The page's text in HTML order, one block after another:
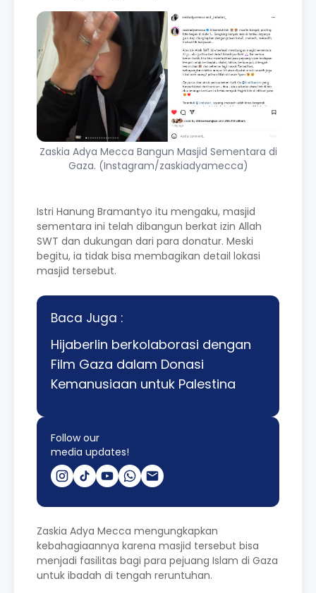
Zaskia Adya Mecca Bangun Masjid Sementara di
Gaza. (Instagram/zaskiadyamecca)
Istri Hanung Bramantyo itu mengaku, masjid
sementara ini telah dibangun berkat izin Allah
SWT dan dukungan dari para donatur. Meski
begitu, ia tidak bisa membagikan detail lokasi
masjid tersebut.
Baca Juga :
Hijaberlin berkolaborasi dengan
Film Gaza dalam Donasi
Kemanusiaan untuk Palestina
Follow our
media updates!
Zaskia Adya Mecca mengungkapkan
kebahagiaannya karena masjid tersebut bisa
menjadi fasilitas bagi para pejuang Islam di Gaza
untuk ibadah di tengah reruntuhan.